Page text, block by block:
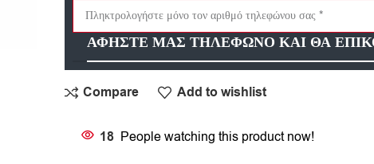
ΑΦΗΣΤΕ ΜΑΣ ΤΗΛΕΦΩΝΟ ΚΑΙ ΘΑ
Compare Add to wishlist
18 People watching this product now!